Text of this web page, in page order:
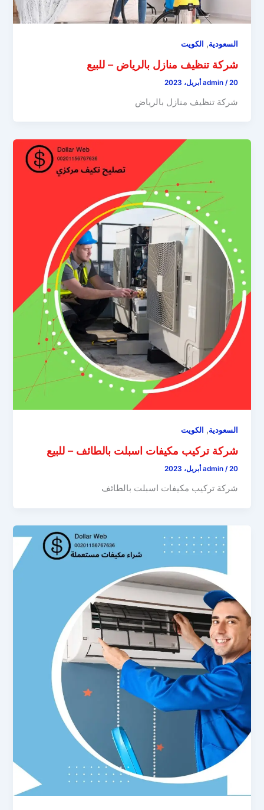
السعودية, الكويت
شركة تنظيف منازل بالرياض – للبيع
admin /20 أبريل، 2023
شركة تنظيف منازل بالرياض
السعودية, الكويت
شركة تركيب مكيفات اسبلت بالطائف – للبيع
admin /20 أبريل، 2023
شركة تركيب مكيفات اسبلت بالطائف